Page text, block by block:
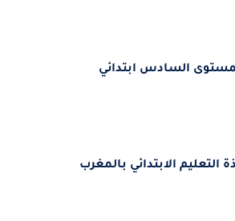
السادس ابتدائي
التعليم الابتدائي بالمغرب